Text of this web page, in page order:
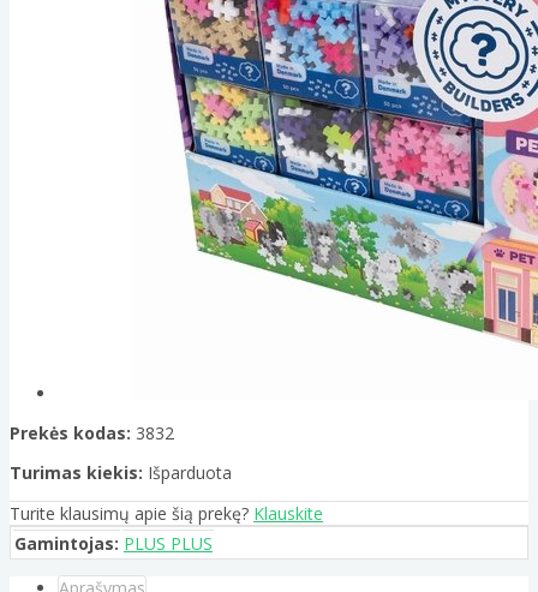
Prekės kodas: 3832
Turimas kiekis: Išparduota
Turite klausimų apie šią prekę? Klauskite
Gamintojas: PLUS PLUS